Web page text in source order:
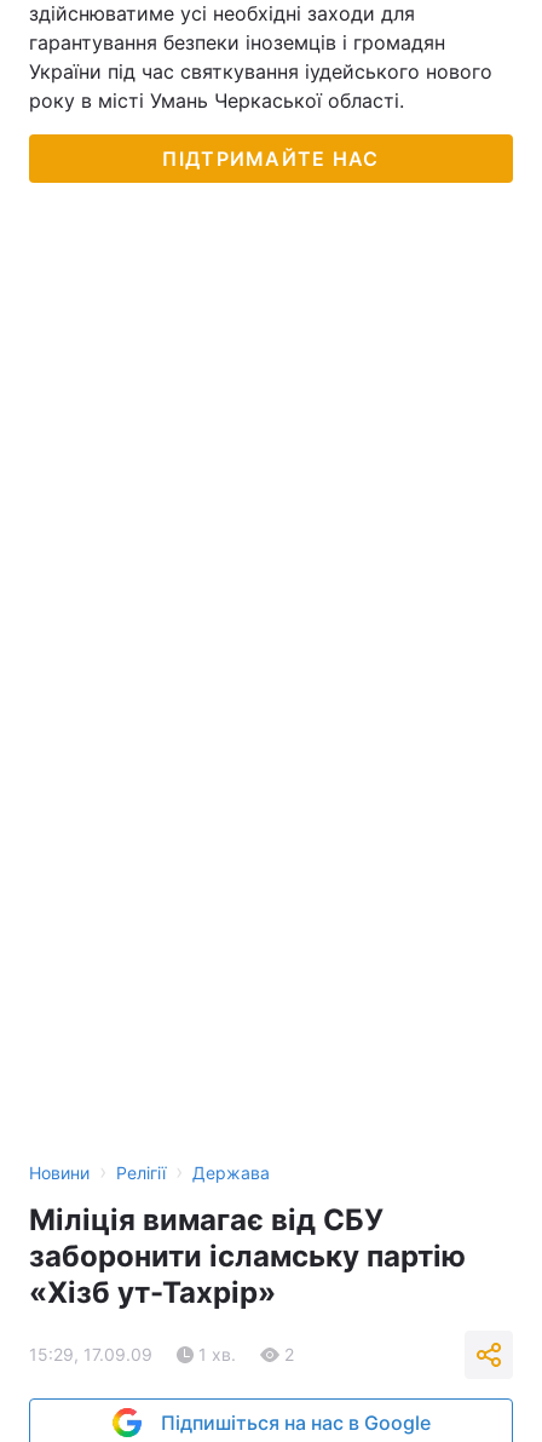
Здоров'я Туризм
Цікавинки Погода
Лонгріди
здійснюватиме усі необхідні заходи для
гарантування безпеки іноземців і громадян
України під час святкування іудейського нового
року в місті Умань Черкаської області.
ПІДТРИМАЙТЕ НАС
Новини › Релігії › Держава
Міліція вимагає від СБУ
заборонити ісламську партію
«Хізб ут-Тахрір»
15:29, 17.09.09 1 хв. 2
Підпишіться на нас в Google